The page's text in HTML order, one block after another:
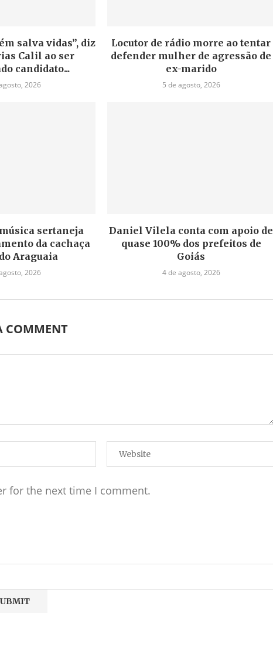
salva vidas”, diz
Calil ao ser
candidato...
2026
Locutor de rádio morre ao tentar
defender mulher de agressão de
ex-marido
5 de agosto, 2026
sertaneja
da cachaça
Araguaia
2026
Daniel Vilela conta com apoio de
quase 100% dos prefeitos de
Goiás
4 de agosto, 2026
COMMENT
for the next time I comment.